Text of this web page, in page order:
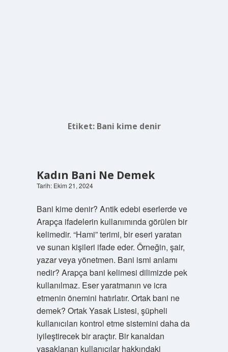
Etiket: Bani kime denir
Kadın Bani Ne Demek
Tarih: Ekim 21, 2024
Bani kime denir? Antik edebi eserlerde ve
Arapça ifadelerin kullanımında görülen bir
kelimedir. “Hami” terimi, bir eseri yaratan
ve sunan kişileri ifade eder. Örneğin, şair,
yazar veya yönetmen. Bani ismi anlamı
nedir? Arapça bani kelimesi dilimizde pek
kullanılmaz. Eser yaratmanın ve icra
etmenin önemini hatırlatır. Ortak bani ne
demek? Ortak Yasak Listesi, şüpheli
kullanıcıları kontrol etme sistemini daha da
iyileştirecek bir araçtır. Bir kanaldan
yasaklanan kullanıcılar hakkındaki